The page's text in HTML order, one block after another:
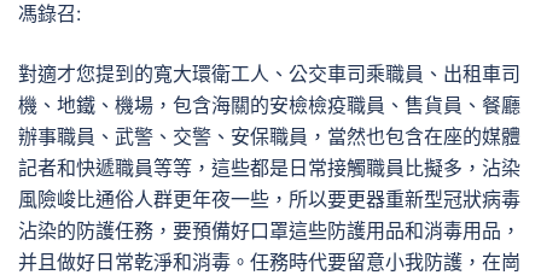
馮錄召:
對適才您提到的寬大環衛工人、公交車司乘職員、出租車司
機、地鐵、機場，包含海關的安檢檢疫職員、售貨員、餐廳
辦事職員、武警、交警、安保職員，當然也包含在座的媒體
記者和快遞職員等等，這些都是日常接觸職員比擬多，沾染
風險峻比通俗人群更年夜一些，所以要更器重新型冠狀病毒
沾染的防護任務，要預備好口罩這些防護用品和消毒用品，
并且做好日常乾淨和消毒。任務時代要留意小我防護，在崗